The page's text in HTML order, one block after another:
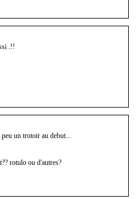
.!!
un trotoir au debut...
rotulo ou d'autres?